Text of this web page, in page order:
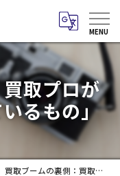
取プロが
るもの」
買取ブームの裏側：買取プロが明かす「実は売れているもの」